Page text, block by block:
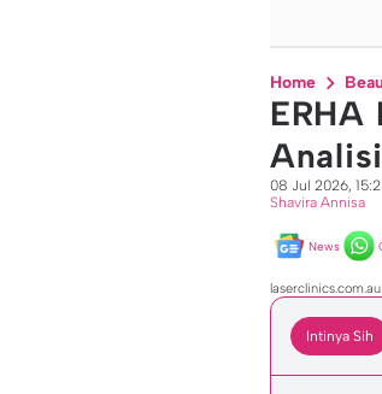
Home
08 Jul 2026,
Shavira Annisa
News
laserclinics.com.au
Intinya Sih